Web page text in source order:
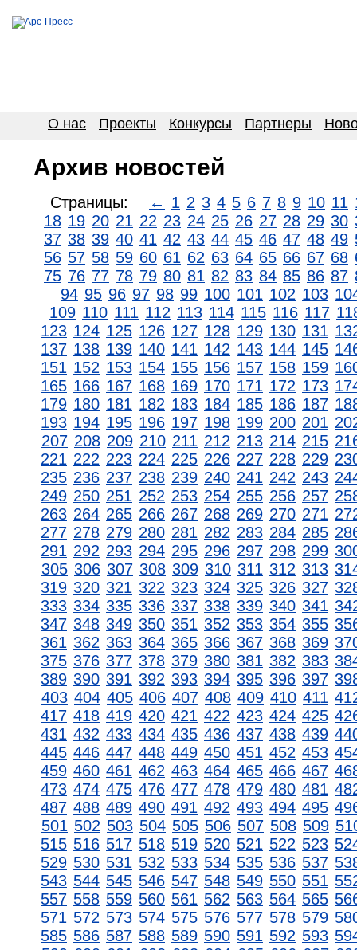
О нас Проекты Конкурсы Партнеры
Архив новостей
Страницы: ← 1 2 3 4 5 6 7 8 9 10 11
18 19 20 21 22 23 24 25 26 27 28 29 30
37 38 39 40 41 42 43 44 45 46 47 48 49
56 57 58 59 60 61 62 63 64 65 66 67 68
75 76 77 78 79 80 81 82 83 84 85 86 87
94 95 96 97 98 99 100 101 102 103
109 110 111 112 113 114 115 116 117
123 124 125 126 127 128 129 130 131
137 138 139 140 141 142 143 144 145
151 152 153 154 155 156 157 158 159
165 166 167 168 169 170 171 172 173
179 180 181 182 183 184 185 186 187
193 194 195 196 197 198 199 200 201
207 208 209 210 211 212 213 214 215
221 222 223 224 225 226 227 228 229
235 236 237 238 239 240 241 242 243
249 250 251 252 253 254 255 256 257
263 264 265 266 267 268 269 270 271
277 278 279 280 281 282 283 284 285
291 292 293 294 295 296 297 298 299
305 306 307 308 309 310 311 312 313
319 320 321 322 323 324 325 326 327
333 334 335 336 337 338 339 340 341
347 348 349 350 351 352 353 354 355
361 362 363 364 365 366 367 368 369
375 376 377 378 379 380 381 382 383
389 390 391 392 393 394 395 396 397
403 404 405 406 407 408 409 410 411
417 418 419 420 421 422 423 424 425
431 432 433 434 435 436 437 438 439
445 446 447 448 449 450 451 452 453
459 460 461 462 463 464 465 466 467
473 474 475 476 477 478 479 480 481
487 488 489 490 491 492 493 494 495
501 502 503 504 505 506 507 508 509
515 516 517 518 519 520 521 522 523
529 530 531 532 533 534 535 536 537
543 544 545 546 547 548 549 550 551
557 558 559 560 561 562 563 564 565
571 572 573 574 575 576 577 578 579
585 586 587 588 589 590 591 592 593